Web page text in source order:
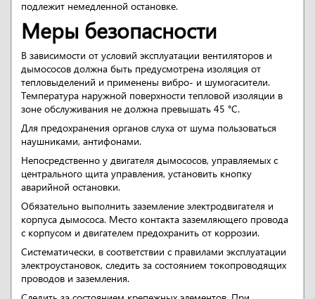
подлежит немедленной остановке.
Меры безопасности
В зависимости от условий эксплуатации вентиляторов и
дымососов должна быть предусмотрена изоляция от
тепловыделений и применены вибро- и шумогасители.
Температура наружной поверхности тепловой изоляции в
зоне обслуживания не должна превышать 45 °С.
Для предохранения органов слуха от шума пользоваться
наушниками, антифонами.
Непосредственно у двигателя дымососов, управляемых с
центрального щита управления, установить кнопку
аварийной остановки.
Обязательно выполнить заземление электродвигателя и
корпуса дымососа. Место контакта заземляющего провода
с корпусом и двигателем предохранить от коррозии.
Систематически, в соответствии с правилами эксплуатации
электроустановок, следить за состоянием токопроводящих
проводов и заземления.